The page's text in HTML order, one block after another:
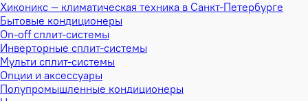
Хиконикс — климатическая техника в Санкт-Петербурге
Бытовые кондиционеры
On-off сплит-системы
Инверторные сплит-системы
Мульти сплит-системы
Опции и аксессуары
Полупромышленные кондиционеры